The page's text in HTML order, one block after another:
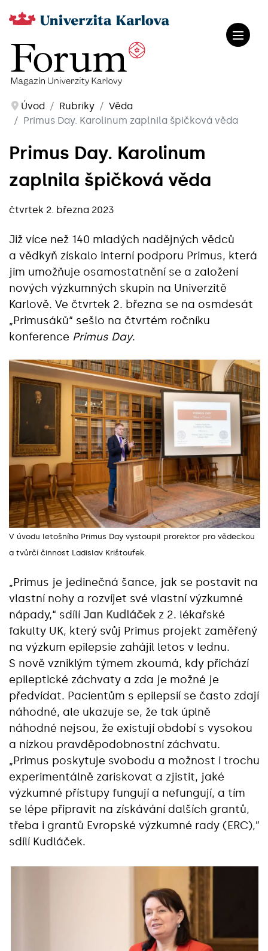
Úvod Rubriky
Věda
Primus Day. Karolinum zaplnila špičková věda
Primus Day. Karolinum
zaplnila špičková věda
čtvrtek 2. března 2023
Již více než 140 mladých nadějných vědců
a vědkyň získalo interní podporu Primus, která
jim umožňuje osamostatnění se a založení
nových výzkumných skupin na Univerzitě
Karlově. Ve čtvrtek 2. března se na osmdesát
„Primusáků“ sešlo na čtvrtém ročníku
konference Primus Day.
V úvodu letošního Primus Day vystoupil prorektor pro vědeckou
a tvůrčí činnost Ladislav Krištoufek.
„Primus je jedinečná šance, jak se postavit na
vlastní nohy a rozvíjet své vlastní výzkumné
nápady,“ sdílí Jan Kudláček z 2. lékařské
fakulty UK, který svůj Primus projekt zaměřený
na výzkum epilepsie zahájil letos v lednu.
S nově vzniklým týmem zkoumá, kdy přichází
epileptické záchvaty a zda je možné je
předvídat. Pacientům s epilepsií se často zdají
náhodné, ale ukazuje se, že tak úplně
náhodné nejsou, že existují období s vysokou
a nízkou pravděpodobnostní záchvatu.
„Primus poskytuje svobodu a možnost i trochu
experimentálně zariskovat a zjistit, jaké
výzkumné přístupy fungují a nefungují, a tím
se lépe připravit na získávání dalších grantů,
třeba i grantů Evropské výzkumné rady (ERC),”
sdílí Kudláček.